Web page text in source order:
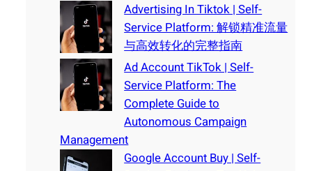
Advertising In Tiktok | Self-
Service Platform: 解锁精准流量
与高效转化的完整指南
Ad Account TikTok | Self-
Service Platform: The
Complete Guide to
Autonomous Campaign
Management
Google Account Buy | Self-